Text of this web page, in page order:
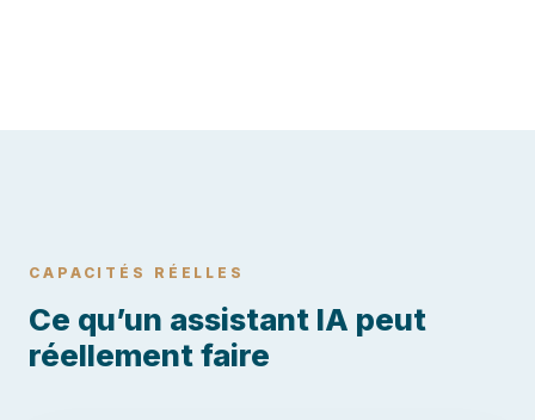
CAPACITÉS RÉELLES
Ce qu’un assistant IA peut
réellement faire